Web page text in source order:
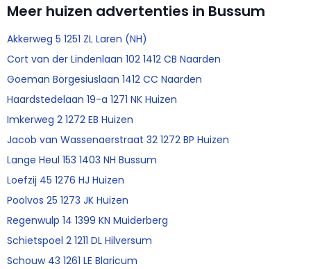
Meer huizen advertenties in Bussum
Akkerweg 5 1251 ZL Laren (NH)
Cort van der Lindenlaan 102 1412 CB Naarden
Goeman Borgesiuslaan 1412 CC Naarden
Haardstedelaan 19-a 1271 NK Huizen
Imkerweg 2 1272 EB Huizen
Jacob van Wassenaerstraat 32 1272 BP Huizen
Lange Heul 153 1403 NH Bussum
Loefzij 45 1276 HJ Huizen
Poolvos 25 1273 JK Huizen
Regenwulp 14 1399 KN Muiderberg
Schietspoel 2 1211 DL Hilversum
Schouw 43 1261 LE Blaricum